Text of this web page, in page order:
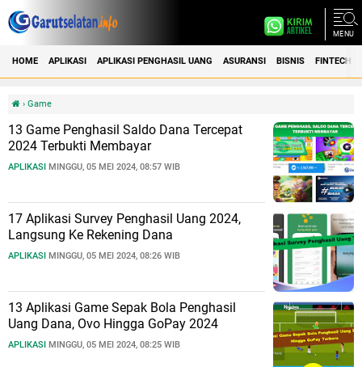
MENU
HOME APLIKASI APLIKASI PENGHASIL UANG ASURANSI BISNIS FINTECH
› Game
13 Game Penghasil Saldo Dana Tercepat
2024 Terbukti Membayar
APLIKASI MINGGU, 05 MEI 2024, 08:57 WIB
17 Aplikasi Survey Penghasil Uang 2024,
Langsung Ke Rekening Dana
APLIKASI MINGGU, 05 MEI 2024, 08:26 WIB
13 Aplikasi Game Sepak Bola Penghasil
Uang Dana, Ovo Hingga GoPay 2024
APLIKASI MINGGU, 05 MEI 2024, 08:25 WIB